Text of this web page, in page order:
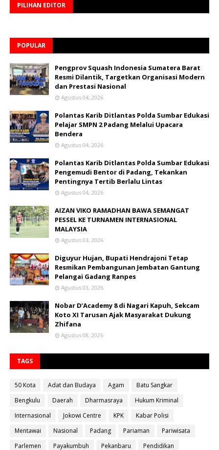
PILIHAN EDITOR
POPULAR
Pengprov Squash Indonesia Sumatera Barat
Resmi Dilantik, Targetkan Organisasi Modern
dan Prestasi Nasional
Agustus 04, 2026
Polantas Karib Ditlantas Polda Sumbar Edukasi
Pelajar SMPN 2 Padang Melalui Upacara
Bendera
Agustus 04, 2026
Polantas Karib Ditlantas Polda Sumbar Edukasi
Pengemudi Bentor di Padang, Tekankan
Pentingnya Tertib Berlalu Lintas
Agustus 04, 2026
AIZAN VIKO RAMADHAN BAWA SEMANGAT
PESSEL KE TURNAMEN INTERNASIONAL
MALAYSIA
Agustus 03, 2026
Diguyur Hujan, Bupati Hendrajoni Tetap
Resmikan Pembangunan Jembatan Gantung
Pelangai Gadang Ranpes
Agustus 03, 2026
Nobar D’Academy 8 di Nagari Kapuh, Sekcam
Koto XI Tarusan Ajak Masyarakat Dukung
Zhifana
Agustus 08, 2026
TAGS
50 Kota Adat dan Budaya Agam
Batu Sangkar
Bengkulu
Daerah Dharmasraya
Hukum Kriminal
Internasional
Jokowi Centre KPK
Kabar Polisi
Mentawai
Nasional Padang Pariaman
Pariwisata
Parlemen
Payakumbuh Pekanbaru Pendidikan